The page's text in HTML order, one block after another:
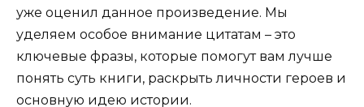
уже оценил данное произведение. Мы
уделяем особое внимание цитатам – это
ключевые фразы, которые помогут вам лучше
понять суть книги, раскрыть личности героев и
основную идею истории.